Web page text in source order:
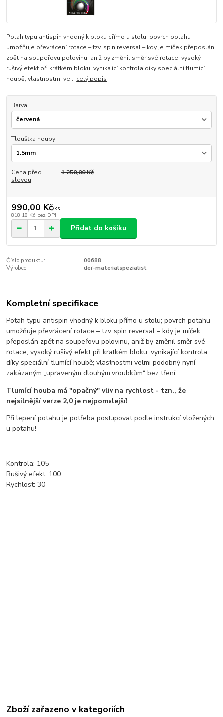
Potah typu antispin vhodný k bloku přímo u stolu; povrch potahu
umožňuje převrácení rotace – tzv. spin reversal – kdy je míček přeposlán
zpět na soupeřovu polovinu, aniž by změnil směr své rotace; vysoký
rušivý efekt při krátkém bloku; vynikající kontrola díky speciální tlumící
houbě; vlastnostmi ve... celý popis
Barva
Tloušťka houby
Cena před
slevou
1 250,00 Kč
990,00 Kč/ks
818,18 Kč bez DPH
Přidat do košíku
Číslo produktu:
00688
Výrobce:
der-materialspezialist
Kompletní specifikace
Potah typu antispin vhodný k bloku přímo u stolu; povrch potahu
umožňuje převrácení rotace – tzv. spin reversal – kdy je míček
přeposlán zpět na soupeřovu polovinu, aniž by změnil směr své
rotace; vysoký rušivý efekt při krátkém bloku; vynikající kontrola
díky speciální tlumící houbě; vlastnostmi velmi podobný nyní
zakázaným „upraveným dlouhým vroubkům“ bez tření
Tlumící houba má "opačný" vliv na rychlost - tzn., že
nejsilnější verze 2,0 je nejpomalejší!
Při lepení potahu je potřeba postupovat podle instrukcí vložených
u potahu!
Kontrola: 105
Rušivý efekt: 100
Rychlost: 30
Zboží zařazeno v kategoriích